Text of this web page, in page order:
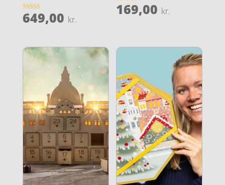
Vurderet
4.9
649,00 kr.
Vurderet
4.4
169,00 kr.